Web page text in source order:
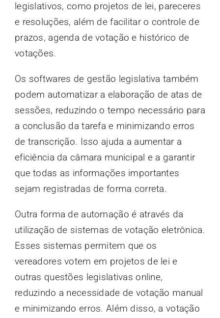
legislativos, como projetos de lei, pareceres
e resoluções, além de facilitar o controle de
prazos, agenda de votação e histórico de
votações.
Os softwares de gestão legislativa também
podem automatizar a elaboração de atas de
sessões, reduzindo o tempo necessário para
a conclusão da tarefa e minimizando erros
de transcrição. Isso ajuda a aumentar a
eficiência da câmara municipal e a garantir
que todas as informações importantes
sejam registradas de forma correta.
Outra forma de automação é através da
utilização de sistemas de votação eletrônica.
Esses sistemas permitem que os
vereadores votem em projetos de lei e
outras questões legislativas online,
reduzindo a necessidade de votação manual
e minimizando erros. Além disso, a votação